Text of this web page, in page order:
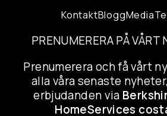
KontaktBloggMedia
PRENUMERERA PÅ VÅRT
Prenumerera och få vårt
alla våra senaste
erbjudanden via
HomeServices